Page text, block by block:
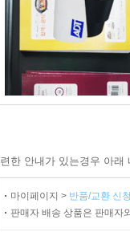
한 안내가 있는경우 아
마이페이지 > 반품/교환 신
판매자 배송 상품은 판매자